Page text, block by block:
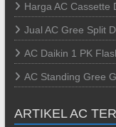
Harga AC Cassette
Jual AC Gree Split
AC Daikin 1 PK
AC Standing Gree
ARTIKEL AC